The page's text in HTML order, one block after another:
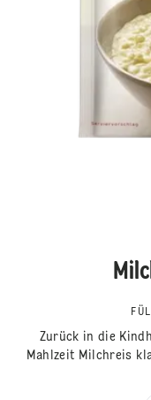
Zurück in die
Mahlzeit Milchreis